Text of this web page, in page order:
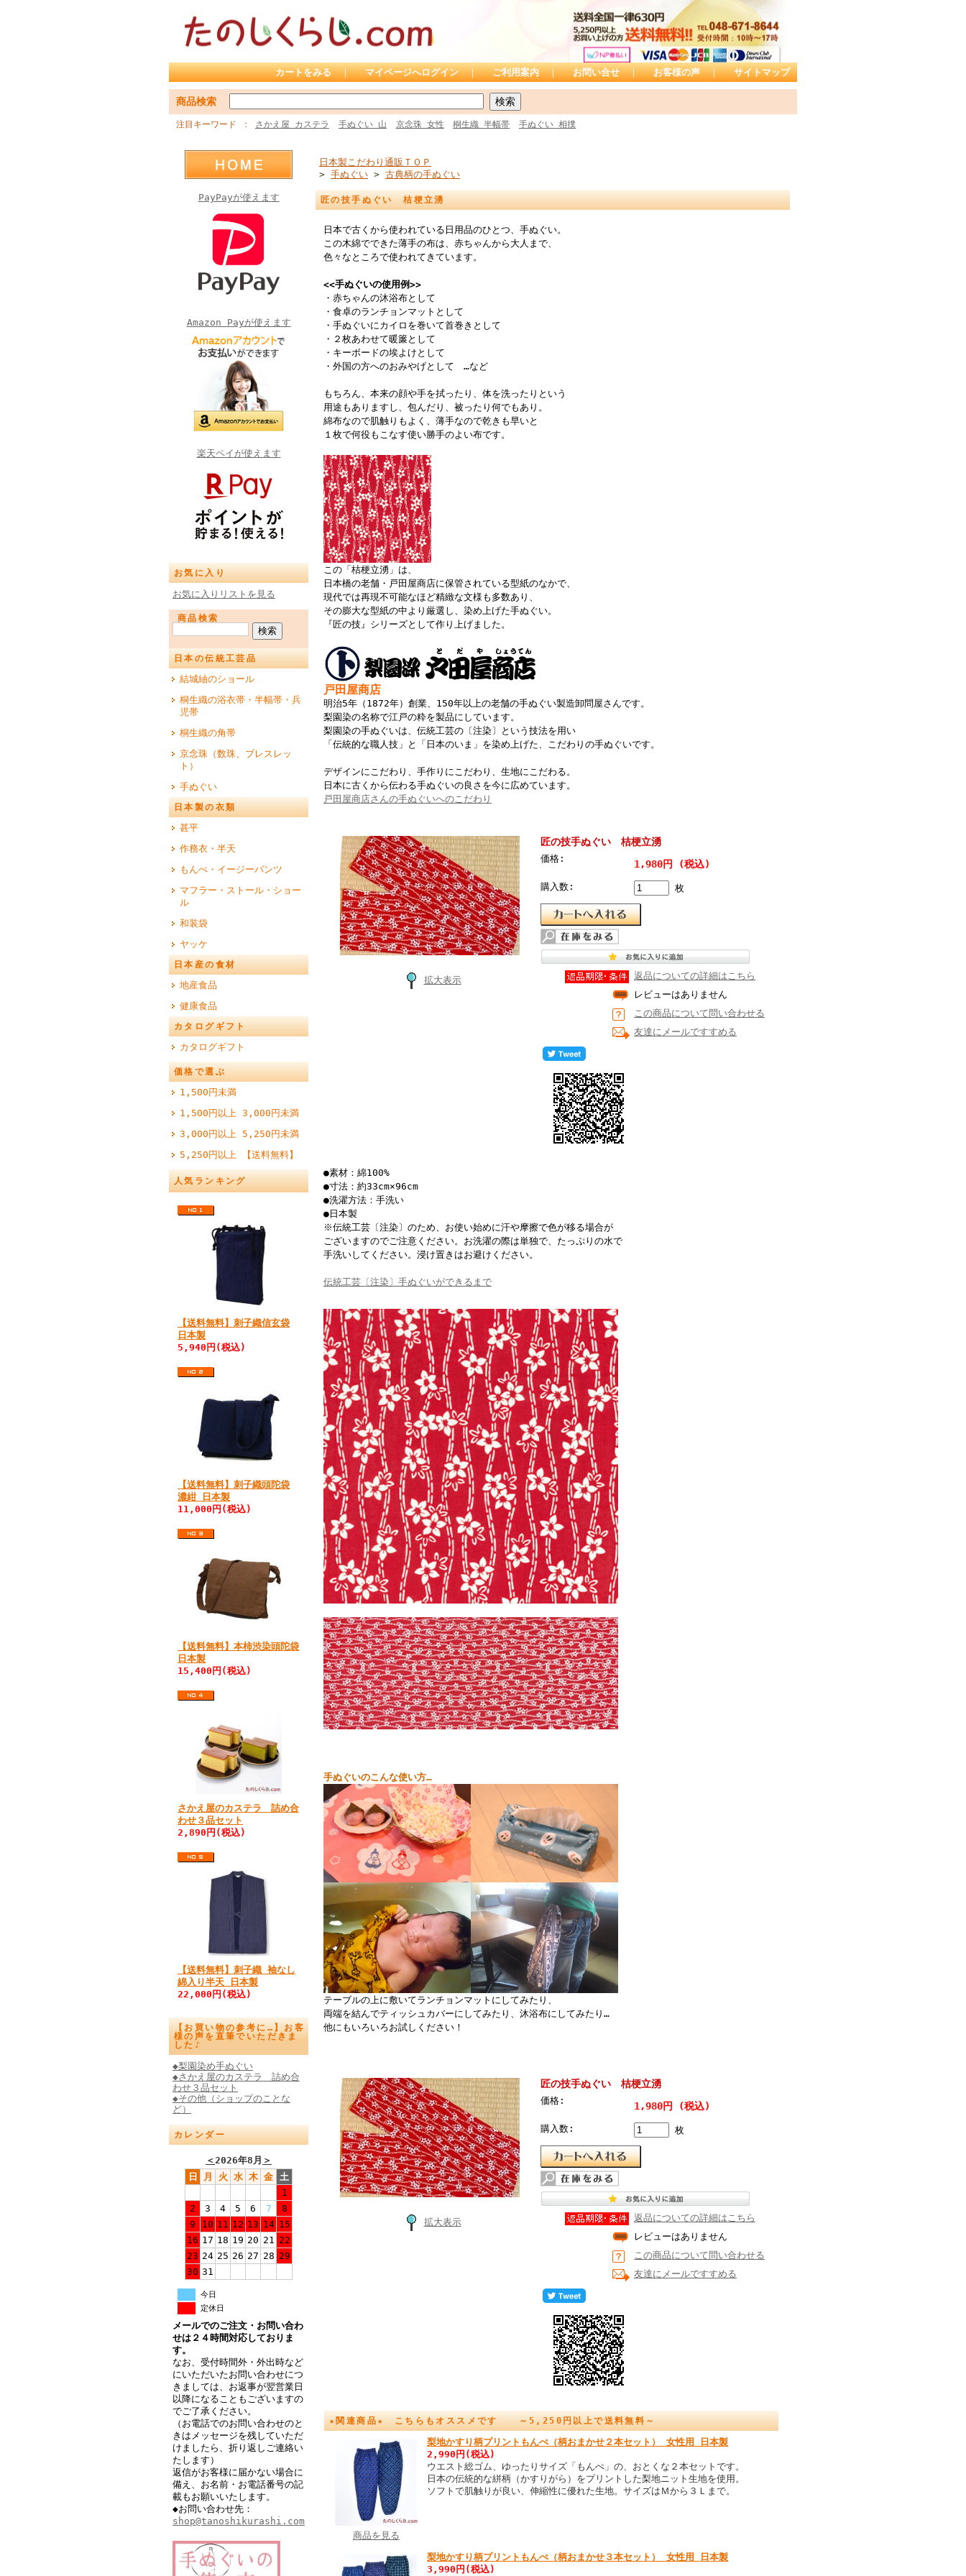
カートをみる ｜ マイページへログイン ｜ ご利用案内 ｜ お問い合せ ｜ お客様の声 ｜ サイトマップ
商品検索
注目キーワード さかえ屋 カステラ 手ぬぐい 山 京念珠 女性 桐生織 半幅帯 手ぬぐい 相撲
PayPayが使えます
Amazon Payが使えます
楽天ペイが使えます
お気に入り
お気に入りリストを見る
商品検索
日本の伝統工芸品
結城紬のショール
桐生織の浴衣帯・半幅帯・兵
児帯
桐生織の角帯
京念珠（数珠、ブレスレッ
ト）
手ぬぐい
日本製の衣類
甚平
作務衣・半天
もんぺ・イージーパンツ
マフラー・ストール・ショー
ル
和装袋
ヤッケ
日本産の食材
地産食品
健康食品
カタログギフト
カタログギフト
価格で選ぶ
1,500円未満
1,500円以上 3,000円未満
3,000円以上 5,250円未満
5,250円以上 【送料無料】
人気ランキング
【送料無料】刺子織信玄袋
日本製
5,940円(税込)
【送料無料】刺子織頭陀袋
濃紺 日本製
11,000円(税込)
【送料無料】本柿渋染頭陀袋
日本製
15,400円(税込)
さかえ屋のカステラ 詰め合
わせ３品セット
2,890円(税込)
【送料無料】刺子織 袖なし
綿入り半天 日本製
22,000円(税込)
【お買い物の参考に…】お客
様の声を直筆でいただきま
した♪
◆梨園染め手ぬぐい
◆さかえ屋のカステラ 詰め合
わせ３品セット
◆その他（ショップのことな
ど）
カレンダー
＜ 2026年8月 ＞
日
月 火 水 木 金
土
1
2
3 4 5 6 7
8
9
10 11 12 13 14 15
16 17 18 19 20 21
22
23 24 25 26 27 28 29
30 31
今日
定休日
メールでのご注文・お問い合わ
せは２４時間対応しておりま
す。
なお、受付時間外・外出時など
にいただいたお問い合わせにつ
きましては、お返事が翌営業日
以降になることもございますの
でご了承ください。
（お電話でのお問い合わせのと
きはメッセージを残していただ
けましたら、折り返しご連絡い
たします）
返信がお客様に届かない場合に
備え、お名前・お電話番号の記
載もお願いいたします。
◆お問い合わせ先：
shop@tanoshikurashi.com
日本製こだわり通販ＴＯＰ
> 手ぬぐい > 古典柄の手ぬぐい
匠の技手ぬぐい 桔梗立湧
日本で古くから使われている日用品のひとつ、手ぬぐい。
この木綿でできた薄手の布は、赤ちゃんから大人まで、
色々なところで使われてきています。
<<手ぬぐいの使用例>>
・赤ちゃんの沐浴布として
・食卓のランチョンマットとして
・手ぬぐいにカイロを巻いて首巻きとして
・２枚あわせて暖簾として
・キーボードの埃よけとして
・外国の方へのおみやげとして …など
もちろん、本来の顔や手を拭ったり、体を洗ったりという
用途もありますし、包んだり、被ったり何でもあり。
綿布なので肌触りもよく、薄手なので乾きも早いと
１枚で何役もこなす使い勝手のよい布です。
この「桔梗立湧」は、
日本橋の老舗・戸田屋商店に保管されている型紙のなかで、
現代では再現不可能なほど精緻な文様も多数あり、
その膨大な型紙の中より厳選し、染め上げた手ぬぐい。
『匠の技』シリーズとして作り上げました。
戸田屋商店
明治5年（1872年）創業、150年以上の老舗の手ぬぐい製造卸問屋さんです。
梨園染の名称で江戸の粋を製品にしています。
梨園染の手ぬぐいは、伝統工芸の〔注染〕という技法を用い
「伝統的な職人技」と「日本のいま」を染め上げた、こだわりの手ぬぐいです。
デザインにこだわり、手作りにこだわり、生地にこだわる。
日本に古くから伝わる手ぬぐいの良さを今に広めています。
戸田屋商店さんの手ぬぐいへのこだわり
拡大表示
匠の技手ぬぐい 桔梗立湧
価格: 1,980円 (税込)
購入数: 枚
返品についての詳細はこちら
レビューはありません
この商品について問い合わせる
友達にメールですすめる
●素材：綿100%
●寸法：約33cm×96cm
●洗濯方法：手洗い
●日本製
※伝統工芸〔注染〕のため、お使い始めに汗や摩擦で色が移る場合が
ございますのでご注意ください。お洗濯の際は単独で、たっぷりの水で
手洗いしてください。浸け置きはお避けください。
伝統工芸〔注染〕手ぬぐいができるまで
手ぬぐいのこんな使い方…
テーブルの上に敷いてランチョンマットにしてみたり、
両端を結んでティッシュカバーにしてみたり、沐浴布にしてみたり…
他にもいろいろお試しください！
拡大表示
匠の技手ぬぐい 桔梗立湧
価格: 1,980円 (税込)
購入数: 枚
返品についての詳細はこちら
レビューはありません
この商品について問い合わせる
友達にメールですすめる
★関連商品★ こちらもオススメです ～5,250円以上で送料無料～
商品を見る
梨地かすり柄プリントもんぺ（柄おまかせ２本セット） 女性用 日本製
2,990円(税込)
ウエスト総ゴム、ゆったりサイズ「もんぺ」の、おとくな２本セットです。
日本の伝統的な絣柄（かすりがら）をプリントした梨地ニット生地を使用。
ソフトで肌触りが良い、伸縮性に優れた生地。サイズはＭから３Ｌまで。
梨地かすり柄プリントもんぺ（柄おまかせ３本セット） 女性用 日本製
3,990円(税込)